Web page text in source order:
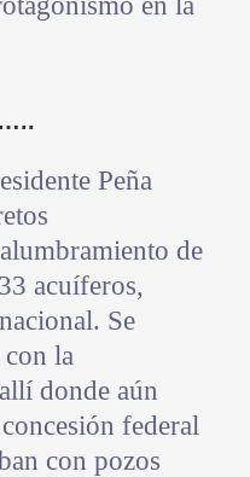
Peña
de
acuíferos,
Se
la
donde aún
federal
con pozos